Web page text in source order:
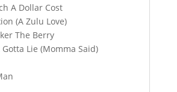
A Dollar Cost
(A Zulu Love)
The Berry
Lie (Momma Said)